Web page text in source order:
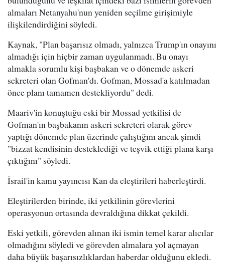
almaları Netanyahu'nun yeniden seçilme girişimiyle
ilişkilendirdiğini söyledi.
Kaynak, "Plan başarısız olmadı, yalnızca Trump'ın onayını
almadığı için hiçbir zaman uygulanmadı. Bu onayı
almakla sorumlu kişi başbakan ve o dönemde askeri
sekreteri olan Gofman'dı. Gofman, Mossad'a katılmadan
önce planı tamamen destekliyordu" dedi.
Maariv'in konuştuğu eski bir Mossad yetkilisi de
Gofman'ın başbakanın askeri sekreteri olarak görev
yaptığı dönemde plan üzerinde çalıştığını ancak şimdi
"bizzat kendisinin desteklediği ve teşvik ettiği plana karşı
çıktığını" söyledi.
İsrail'in kamu yayıncısı Kan da eleştirileri haberleştirdi.
Eleştirilerden birinde, iki yetkilinin görevlerini
operasyonun ortasında devraldığına dikkat çekildi.
Eski yetkili, görevden alınan iki ismin temel karar alıcılar
olmadığını söyledi ve görevden almalara yol açmayan
daha büyük başarısızlıklardan haberdar olduğunu ekledi.